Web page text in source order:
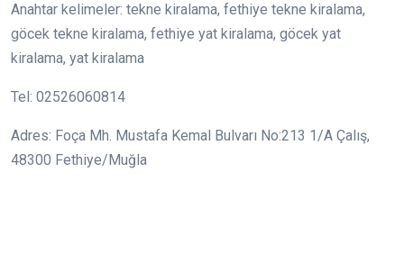
Anahtar kelimeler: tekne kiralama, fethiye tekne kiralama,
göcek tekne kiralama, fethiye yat kiralama, göcek yat
kiralama, yat kiralama
Tel: 02526060814
Adres: Foça Mh. Mustafa Kemal Bulvarı No:213 1/A Çalış,
48300 Fethiye/Muğla